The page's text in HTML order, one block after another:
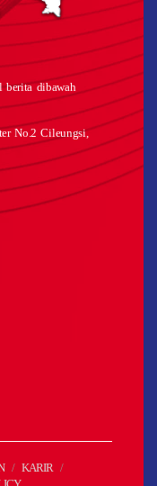
berita dibawah
No.2 Cileungsi,
KARIR